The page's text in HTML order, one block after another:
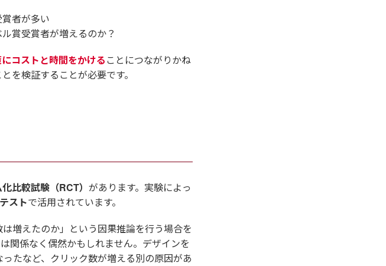
者が多い
賞受賞者が増えるのか？
コストと時間をかける ことにつながりかね
を検証することが必要です。
比較試験（RCT） があります。実験によっ
ストで活用されています。
増えたのか」という因果推論を行う場合を
関係なく偶然かもしれません。デザインを
たなど、クリック数が増える別の原因があ